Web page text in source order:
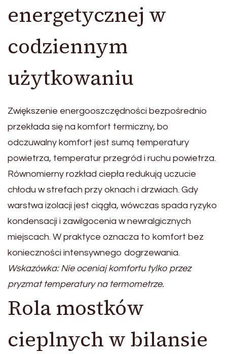
energetycznej w
codziennym
użytkowaniu
Zwiększenie energooszczędności bezpośrednio
przekłada się na komfort termiczny, bo
odczuwalny komfort jest sumą temperatury
powietrza, temperatur przegród i ruchu powietrza.
Równomierny rozkład ciepła redukują uczucie
chłodu w strefach przy oknach i drzwiach. Gdy
warstwa izolacji jest ciągła, wówczas spada ryzyko
kondensacji i zawilgocenia w newralgicznych
miejscach. W praktyce oznacza to komfort bez
konieczności intensywnego dogrzewania.
Wskazówka: Nie oceniaj komfortu tylko przez
pryzmat temperatury na termometrze.
Rola mostków
cieplnych w bilansie